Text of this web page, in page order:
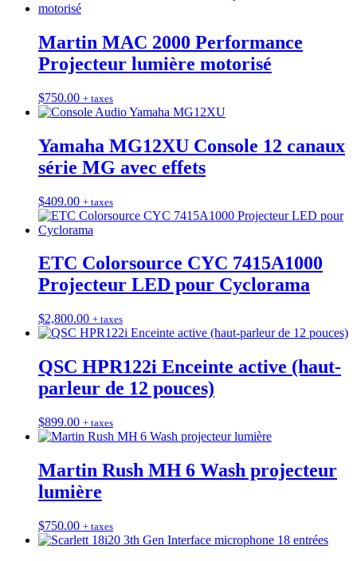
Martin MAC 2000 Performance
Projecteur lumière motorisé
$750.00 + taxes
Yamaha MG12XU Console 12 canaux
série MG avec effets
$409.00 + taxes
ETC Colorsource CYC 7415A1000
Projecteur LED pour Cyclorama
$2,800.00 + taxes
QSC HPR122i Enceinte active (haut-
parleur de 12 pouces)
$899.00 + taxes
Martin Rush MH 6 Wash projecteur
lumière
$750.00 + taxes